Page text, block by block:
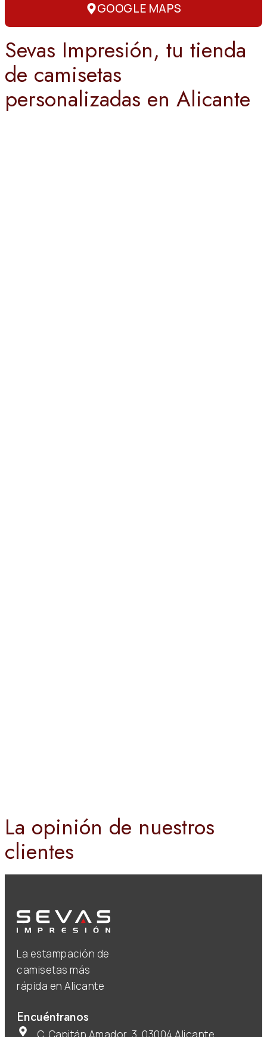
GOOGLE MAPS
Sevas Impresión, tu tienda
de camisetas
personalizadas en Alicante
La opinión de nuestros
clientes
La estampación de
camisetas más
rápida en Alicante
Encuéntranos